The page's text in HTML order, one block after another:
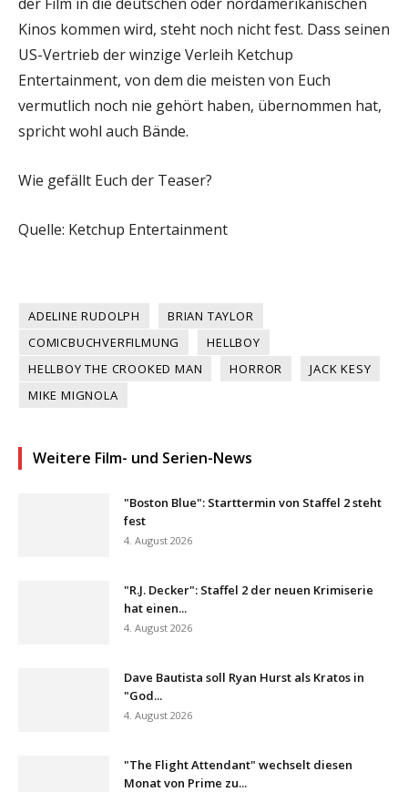
Kinos kommen wird, steht noch nicht fest. Dass seinen
US-Vertrieb der winzige Verleih Ketchup
Entertainment, von dem die meisten von Euch
vermutlich noch nie gehört haben, übernommen hat,
spricht wohl auch Bände.
Wie gefällt Euch der Teaser?
Quelle: Ketchup Entertainment
ADELINE RUDOLPH
BRIAN TAYLOR
COMICBUCHVERFILMUNG
HELLBOY
HELLBOY THE CROOKED MAN
HORROR
JACK KESY
MIKE MIGNOLA
Weitere Film- und Serien-News
"Boston Blue": Starttermin von Staffel 2 steht
fest
4. August 2026
"R.J. Decker": Staffel 2 der neuen Krimiserie
hat einen...
4. August 2026
Dave Bautista soll Ryan Hurst als Kratos in
"God...
4. August 2026
"The Flight Attendant" wechselt diesen
Monat von Prime zu...